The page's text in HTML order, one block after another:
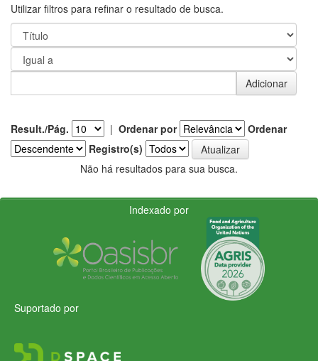
Utilizar filtros para refinar o resultado de busca.
Result./Pág. | Ordenar por
Ordenar
Registro(s)
Não há resultados para sua busca.
Indexado por
Suportado por